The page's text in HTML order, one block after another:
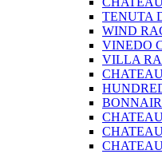
TENUTA
WIND
VINEDO
VILLA